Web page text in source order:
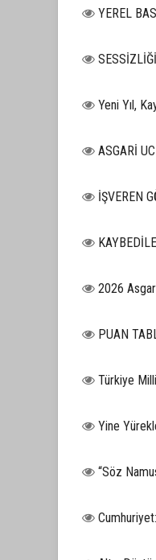
YEREL
Yeni Yıl,
ASGARİ
İŞVEREN
2026
PUAN
Türkiye Milli
Yine
“Söz